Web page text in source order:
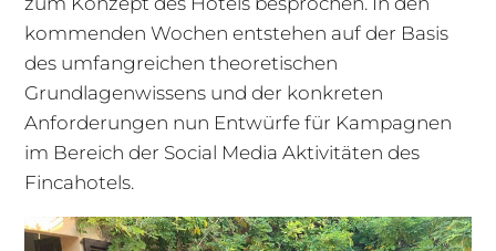
kommenden Wochen entstehen auf der Basis
des umfangreichen theoretischen
Grundlagenwissens und der konkreten
Anforderungen nun Entwürfe für Kampagnen
im Bereich der Social Media Aktivitäten des
Fincahotels.